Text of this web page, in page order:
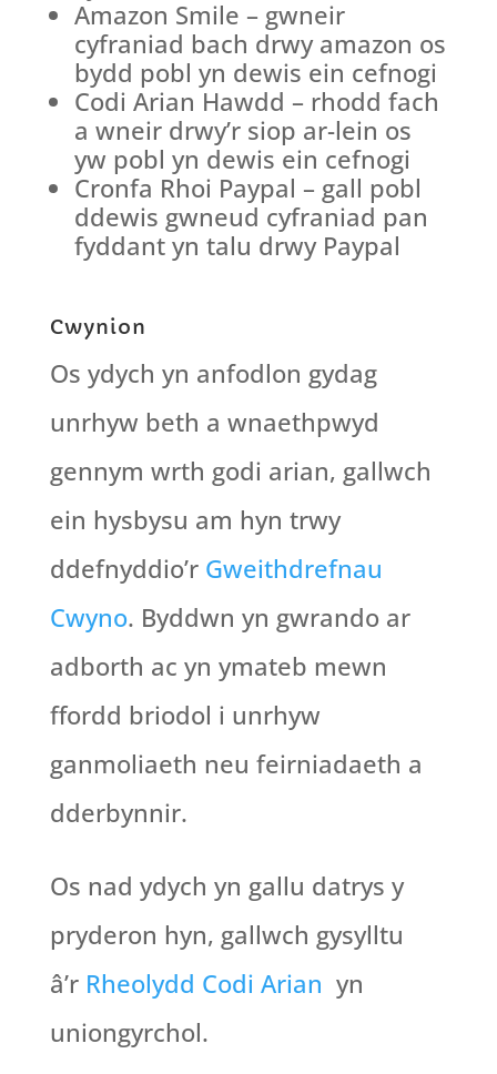
Amazon Smile – gwneir
cyfraniad bach drwy amazon os
bydd pobl yn dewis ein cefnogi
Codi Arian Hawdd – rhodd fach
a wneir drwy’r siop ar-lein os
yw pobl yn dewis ein cefnogi
Cronfa Rhoi Paypal – gall pobl
ddewis gwneud cyfraniad pan
fyddant yn talu drwy Paypal
​Cwynion
Os ydych yn anfodlon gydag
unrhyw beth a wnaethpwyd
gennym wrth godi arian, gallwch
ein hysbysu am hyn trwy
ddefnyddio’r Gweithdrefnau
Cwyno. Byddwn yn gwrando ar
adborth ac yn ymateb mewn
ffordd briodol i unrhyw
ganmoliaeth neu feirniadaeth a
dderbynnir.
Os nad ydych yn gallu datrys y
pryderon hyn, gallwch gysylltu
â’r Rheolydd Codi Arian yn
uniongyrchol.